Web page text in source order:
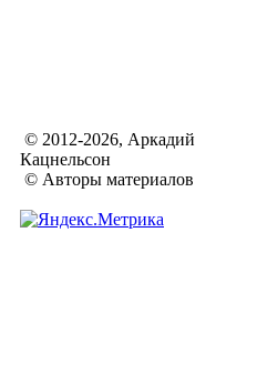
© 2012-2026, Аркадий
Кацнельсон
© Авторы материалов